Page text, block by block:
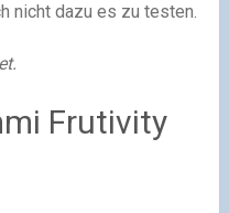
nicht dazu es zu testen.
Frutivity